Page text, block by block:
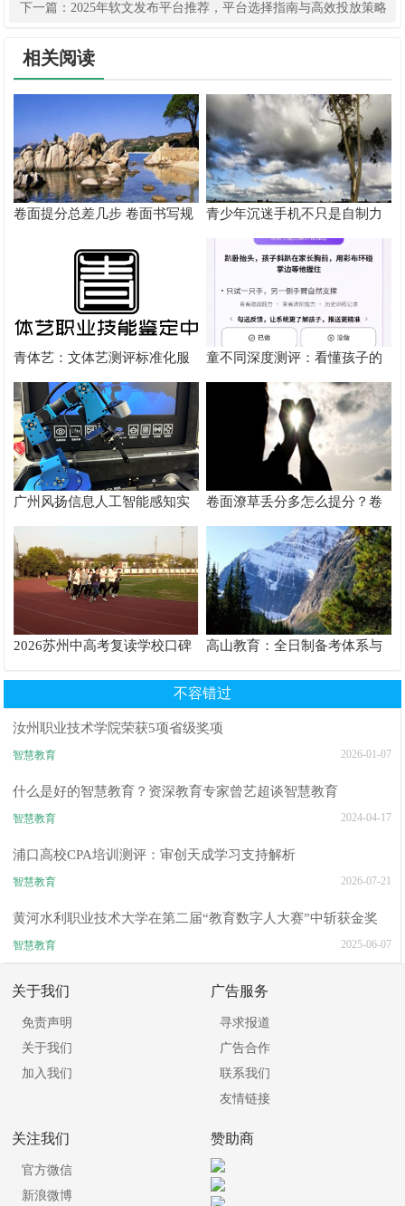
会实践团深入基层
下一篇： 2025年软文发布平台推荐，平台选择指南与高效投放策略
相关阅读
卷面提分总差几步 卷面书写规
青少年沉迷手机不只是自制力
差！陕西家长读懂背后的心理
根源
青体艺：文体艺测评标准化服
务体系解析
童不同深度测评：看懂孩子的
个性化育儿系统
广州风扬信息人工智能感知实
验箱测评解析
卷面潦草丢分多怎么提分？卷
面书写规范团体标准给出答案
2026苏州中高考复读学校口碑
高山教育：全日制备考体系与
不容错过
汝州职业技术学院荣获5项省级奖项
智慧教育 2026-01-07
什么是好的智慧教育？资深教育专家曾艺超谈智慧教育
智慧教育 2024-04-17
浦口高校CPA培训测评：审创天成学习支持解析
智慧教育 2026-07-21
黄河水利职业技术大学在第二届“教育数字人大赛”中斩获金奖
智慧教育 2025-06-07
关于我们
免责声明
关于我们
加入我们
广告服务
寻求报道
广告合作
联系我们
友情链接
关注我们
官方微信
新浪微博
赞助商